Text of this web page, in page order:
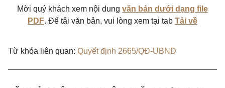
Mời quý khách xem nội dung văn bản dưới dạng file
PDF. Để tải văn bản, vui lòng xem tại tab Tải về
Từ khóa liên quan: Quyết định 2665/QĐ-UBND